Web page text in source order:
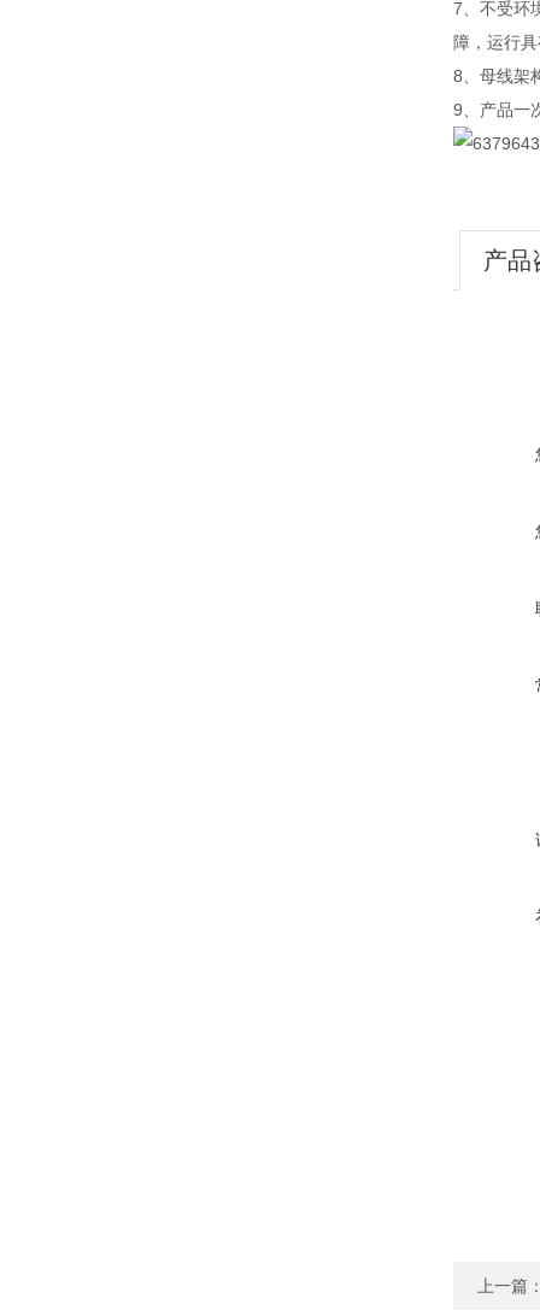
7、不受环
障，运行
8、母线架
9、产品一
产品
上一篇